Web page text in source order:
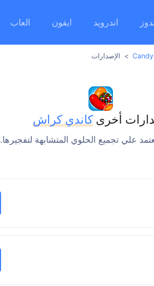
اندرويد ايفون العاب
الإصدارات
أخرىكاندي كراش
علي تجميع الحلوي المتشابهة لتفجيرها.